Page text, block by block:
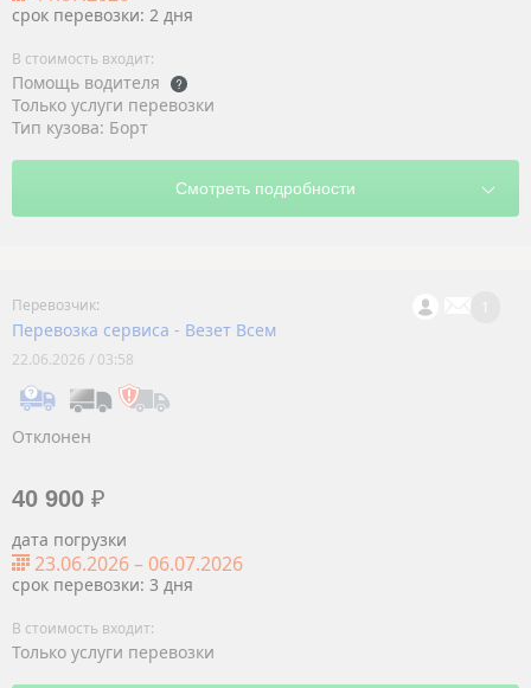
срок перевозки: 2 дня
Помощь водителя
Только услуги перевозки
Тип кузова: Борт
Перевозка сервиса - Везет Всем
22.06.2026 / 03:58
Отклонен
40 900 ₽
дата погрузки
23.06.2026– 06.07.2026
срок перевозки: 3 дня
Только услуги перевозки
1